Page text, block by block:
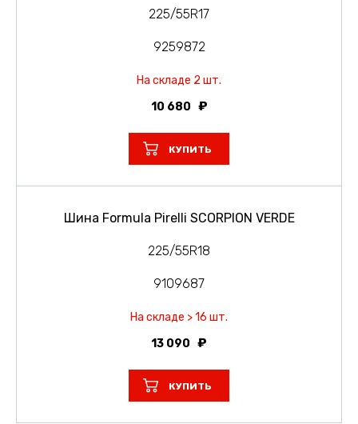
225/55R17
9259872
На складе 2 шт.
10 680
КУПИТЬ
Шина Formula Pirelli SCORPION VERDE
225/55R18
9109687
На складе > 16 шт.
13 090
КУПИТЬ